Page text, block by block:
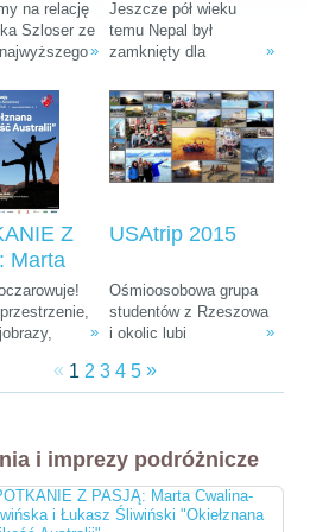
Ania i
Szloser
–
na relację
Szloser ze
w
i
»
Tułak „Magiczny
Nepal”
Jeszcze pół wieku
temu Nepal był
zamknięty dla
zwiedzających. W
ostatnich dekadach
zamienił się w Mekkę
dla ludzi kochających
góry, przyrodę i
kulturę.
»
Z
Marta
i
Australii"
spotkać
ciekawa
ludzie na
»
USAtrip 2015
Ośmioosobowa grupa
studentów z Rzeszowa
i okolic lubi
równa się móc. Wierni
tej idei co roku
r. Na koncie mają już
cztery wyprawy, a teraz
przygotowują się do
następnej. Tym razem
»
« 1 2 3 4 5 »
i imprezy podróżnicze
Z PASJĄ: Marta Cwalina-
i Łukasz Śliwiński "Okiełznana